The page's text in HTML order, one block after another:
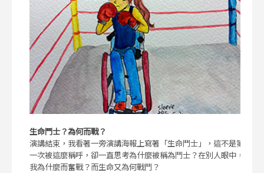
生命鬥士？為何而戰？
演講結束，我看著一旁演講海報上寫著「生命鬥士」，這不是第
一次被這麼稱呼，卻一直思考為什麼被稱為鬥士？在別人眼中，
我為什麼而奮戰？而生命又為何戰鬥？